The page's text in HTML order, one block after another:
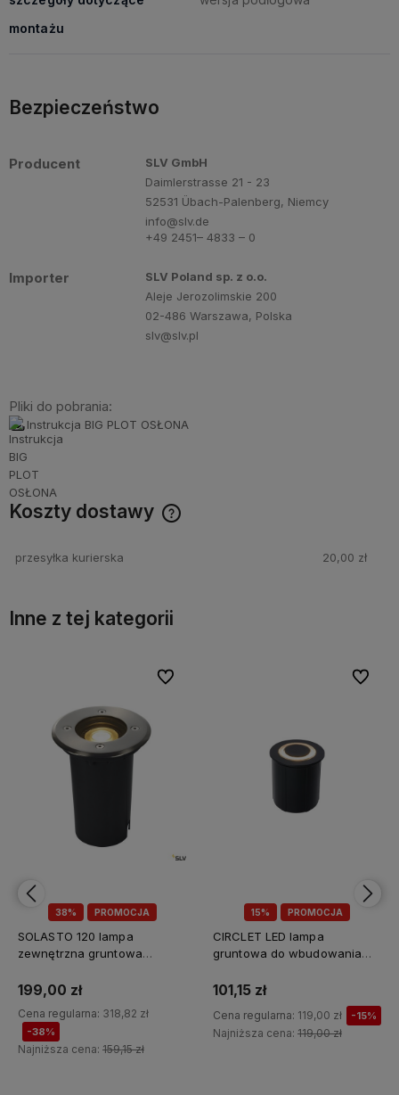
montażu
Bezpieczeństwo
Producent
SLV GmbH
Daimlerstrasse 21 - 23
52531 Übach-Palenberg, Niemcy
info@slv.de
+49 2451– 4833 – 0
Importer
SLV Poland sp. z o.o.
Aleje Jerozolimskie 200
02-486 Warszawa, Polska
slv@slv.pl
Pliki do pobrania:
Instrukcja BIG PLOT OSŁONA
Koszty dostawy
przesyłka kurierska 20,00 zł
Inne z tej kategorii
38% PROMOCJA
SOLASTO 120 lampa
zewnętrzna gruntowa
stal nierdzewna
199,00 zł
Cena regularna: 318,82 zł
-38%
Najniższa cena: 159,15 zł
Do ulubionych
Do ulubionych
15% PROMOCJA
CIRCLET LED lampa
gruntowa do wbudowania
3000K
101,15 zł
Cena regularna: 119,00 zł -15%
Najniższa cena: 119,00 zł
Do
Do